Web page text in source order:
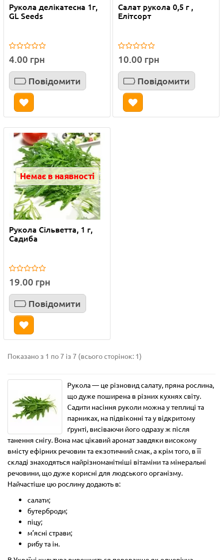
Рукола делікатесна 1г,
GL Seeds
4.00 грн
Повідомити
Салат рукола 0,5 г ,
Елітсорт
10.00 грн
Повідомити
Немає в наявності
Рукола Сільветта, 1 г,
Садиба
19.00 грн
Повідомити
Показано з 1 по 7 із 7 (всього сторінок: 1)
Рукола — це різновид салату, пряна рослина,
що дуже поширена в різних кухнях світу.
Садити насіння руколи можна у теплиці та
парниках, на підвіконні та у відкритому
ґрунті, висіваючи його одразу ж після
танення снігу. Вона має цікавий аромат завдяки високому
вмісту ефірних речовин та екзотичний смак, а крім того, в її
складі знаходяться найрізноманітніші вітаміни та мінеральні
речовини, що дуже корисні для людського організму.
Найчастіше цю рослину додають в:
салати;
бутерброди;
піцу;
м’ясні страви;
рибу та ін.